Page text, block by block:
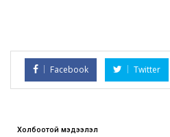
Facebook Twitter
Холбоотой мэдээлэл